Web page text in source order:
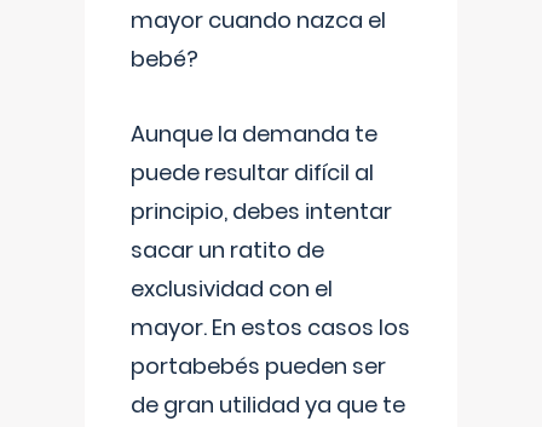
mayor cuando nazca el
bebé?
Aunque la demanda te
puede resultar difícil al
principio, debes intentar
sacar un ratito de
exclusividad con el
mayor. En estos casos los
portabebés pueden ser
de gran utilidad ya que te